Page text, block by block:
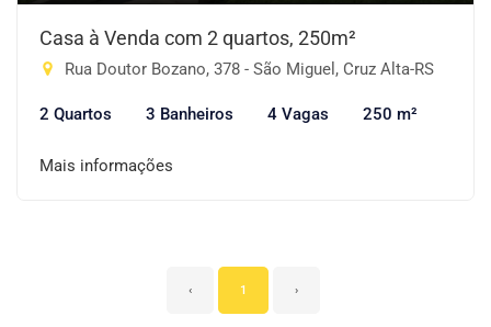
Casa à Venda com 2 quartos, 250m²
Rua Doutor Bozano, 378 - São Miguel, Cruz Alta-RS
2 Quartos 3 Banheiros 4 Vagas 250 m²
Mais informações
‹ 1 ›